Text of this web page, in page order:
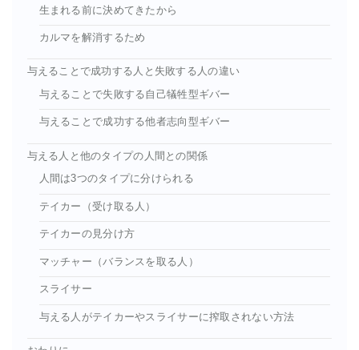
生まれる前に決めてきたから
カルマを解消するため
与えることで成功する人と失敗する人の違い
与えることで失敗する自己犠牲型ギバー
与えることで成功する他者志向型ギバー
与える人と他のタイプの人間との関係
人間は3つのタイプに分けられる
テイカー（受け取る人）
テイカーの見分け方
マッチャー（バランスを取る人）
スライサー
与える人がテイカーやスライサーに搾取されない方法